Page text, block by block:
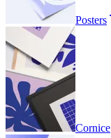
Posters
Cornice